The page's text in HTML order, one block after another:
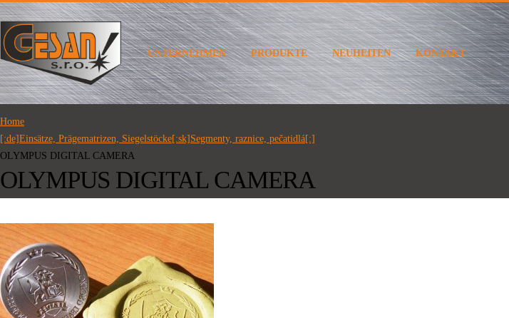
UNTERNEHMEN PRODUKTE NEUHEITEN KONTAKT
Home
[:de]Einsätze, Prägematrizen, Siegelstöcke[:sk]Segmenty, raznice, pečatidlá[:]
OLYMPUS DIGITAL CAMERA
OLYMPUS DIGITAL CAMERA